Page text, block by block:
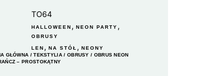
TO64
HALLOWEEN , NEON PARTY ,
OBRUSY
LEN , NA STÓŁ , NEONY
GŁÓWNA /TEKSTYLIA / OBRUSY / OBRUS NEON
– PROSTOKĄTNY